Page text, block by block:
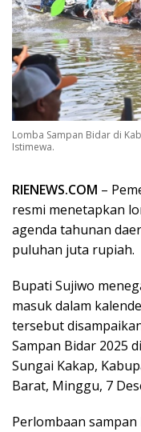
Lomba Sampan Bidar di
Istimewa.
RIENEWS.COM –
resmi menetapkan
agenda tahunan
puluhan juta rupiah.
Bupati Sujiwo
masuk dalam
tersebut
Sampan Bidar 2025
Sungai Kakap,
Barat, Minggu, 7
Perlombaan